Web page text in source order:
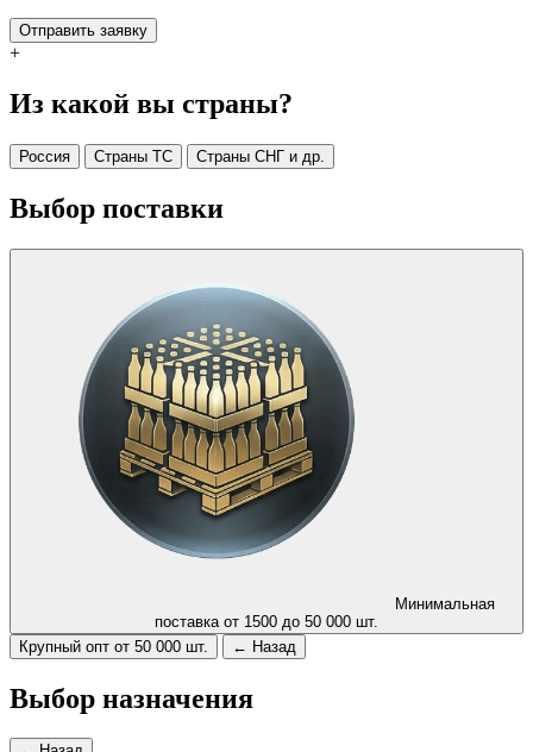
Отправить заявку
+
Из какой вы страны?
Россия Страны ТС Страны СНГ и др.
Выбор поставки
Минимальная
поставка от 1500 до 50 000 шт.
Крупный опт от 50 000 шт.
← Назад
Выбор назначения